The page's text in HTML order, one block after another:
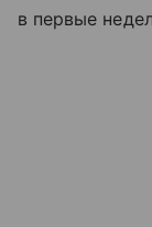
в первые